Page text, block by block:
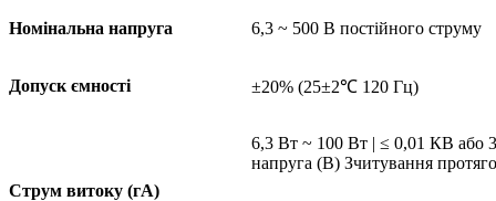
Номінальна напруга 6,3 ~ 500 В постійного струму
Допуск ємності ±20% (25±2℃ 120 Гц)
Струм витоку (гА)
6,3 Вт ~ 100 Вт | ≤ 0,01 КВ або
напруга (В) Зчитування